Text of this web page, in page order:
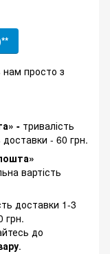
просто з
- тривалість
доставки - 60 грн.
вартість
доставки 1-3
грн.
до
.